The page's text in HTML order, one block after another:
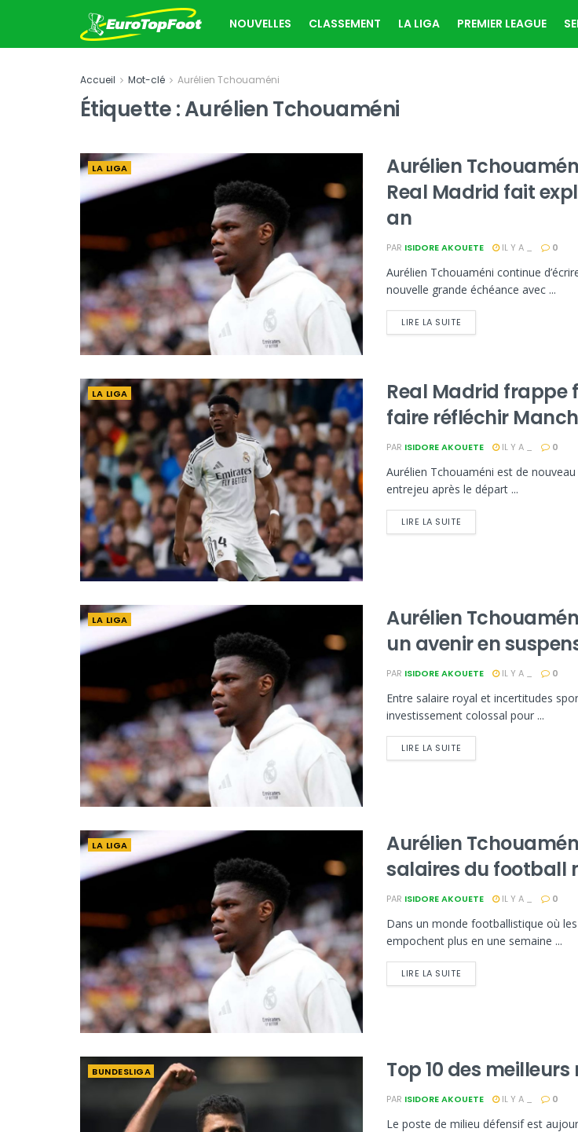
NOUVELLES CLASSEMENT LA LIGA PREMIER LEAGUE
Accueil Mot-clé Aurélien Tchouaméni
Étiquette :Aurélien Tchouaméni
LA LIGA
Aurélien
Real Madrid fait
an
PAR ISIDORE AKOUETE IL Y A _ 0
Aurélien Tchouaméni continue
nouvelle grande échéance avec ...
LIRE LA SUITE
LA LIGA
Real Madrid frappe
faire réfléchir
PAR ISIDORE AKOUETE IL Y A _ 0
Aurélien Tchouaméni est de
entrejeu après le départ ...
LIRE LA SUITE
LA LIGA
Aurélien
un avenir en
PAR ISIDORE AKOUETE IL Y A _ 0
Entre salaire royal et incertitudes
investissement colossal pour ...
LIRE LA SUITE
LA LIGA
Aurélien
salaires du football
PAR ISIDORE AKOUETE IL Y A _ 0
Dans un monde footballistique où
empochent plus en une semaine ...
LIRE LA SUITE
BUNDESLIGA Top 10 des
PAR ISIDORE AKOUETE IL Y A _ 0
Le poste de milieu défensif est